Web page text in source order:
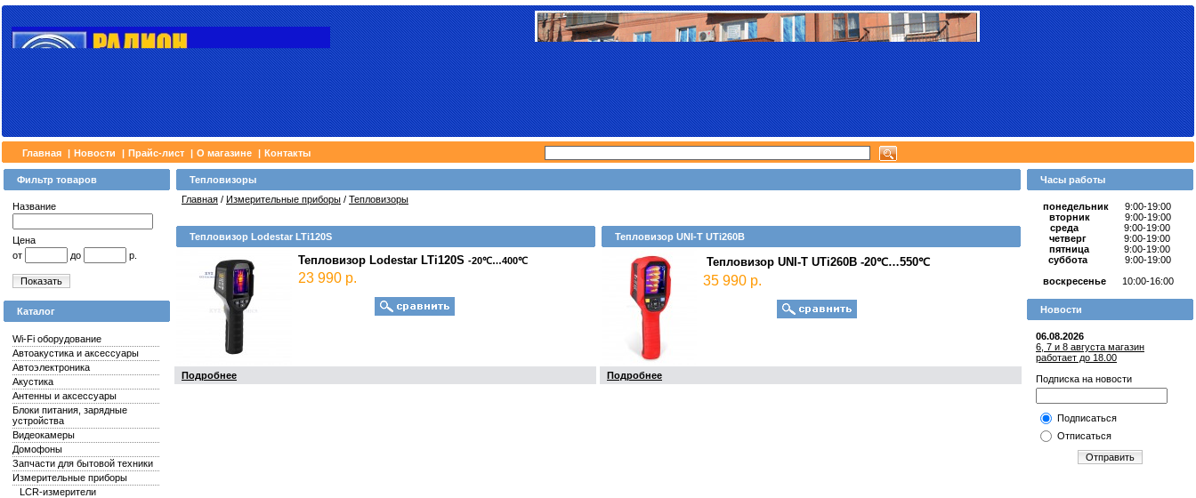
Главная | Новости | Прайс-лист | О магазине | Контакты
Фильтр товаров
Название
Цена
от
до р.
Показать
Каталог
Wi-Fi оборудование
Автоакустика и аксессуары
Автоэлектроника
Акустика
Антенны и аксессуары
Блоки питания, зарядные
устройства
Видеокамеры
Домофоны
Запчасти для бытовой техники
Измерительные приборы
LCR-измерители
Тепловизоры
Главная / Измерительные приборы / Тепловизоры
Тепловизор Lodestar LTi120S
Тепловизор Lodestar LTi120S -20℃…400℃
23 990 р.
Тепловизор UNI-T UTi260B
Тепловизор UNI-T UTi260B -20℃…550℃
35 990 р.
Подробнее Подробнее
Часы работы
понедельник 9:00-19:00
вторник 9:00-19:00
среда 9:00-19:00
четверг 9:00-19:00
пятница 9:00-19:00
суббота 9:00-19:00
воскресенье 10:00-16:00
Новости
06.08.2026
6, 7 и 8 августа магазин
работает до 18.00
Подписка на новости
Подписаться
Отписаться
Отправить